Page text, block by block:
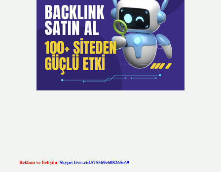
Reklam ve İletişim:Skype: live:.cid.575569c608265c69